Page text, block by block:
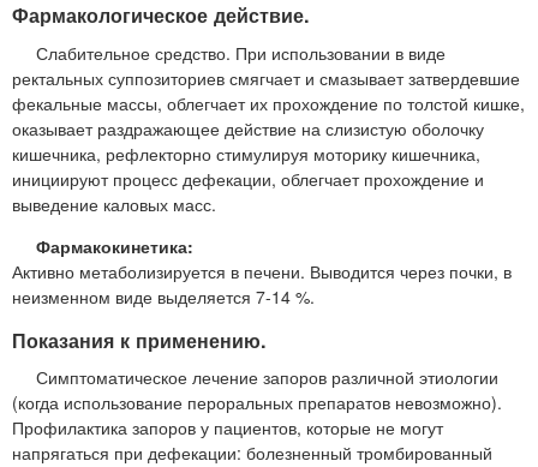
Фармакологическое действие.
Слабительное средство. При использовании в виде
ректальных суппозиториев смягчает и смазывает затвердевшие
фекальные массы, облегчает их прохождение по толстой кишке,
оказывает раздражающее действие на слизистую оболочку
кишечника, рефлекторно стимулируя моторику кишечника,
инициируют процесс дефекации, облегчает прохождение и
выведение каловых масс.
Фармакокинетика:
Активно метаболизируется в печени. Выводится через почки, в
неизменном виде выделяется 7-14 %.
Показания к применению.
Симптоматическое лечение запоров различной этиологии
(когда использование пероральных препаратов невозможно).
Профилактика запоров у пациентов, которые не могут
напрягаться при дефекации: болезненный тромбированный